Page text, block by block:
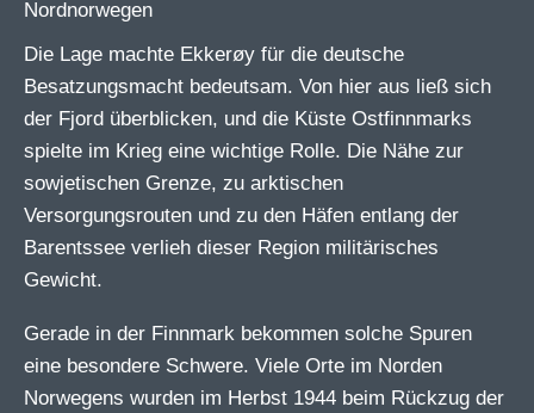
Die Lage machte Ekkerøy für die deutsche
Besatzungsmacht bedeutsam. Von hier aus ließ sich
der Fjord überblicken, und die Küste Ostfinnmarks
spielte im Krieg eine wichtige Rolle. Die Nähe zur
sowjetischen Grenze, zu arktischen
Versorgungsrouten und zu den Häfen entlang der
Barentssee verlieh dieser Region militärisches
Gewicht.
Gerade in der Finnmark bekommen solche Spuren
eine besondere Schwere. Viele Orte im Norden
Norwegens wurden im Herbst 1944 beim Rückzug der